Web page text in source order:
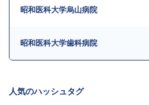
昭和医科大学烏山病院
昭和医科大学歯科病院
人気のハッシュタグ